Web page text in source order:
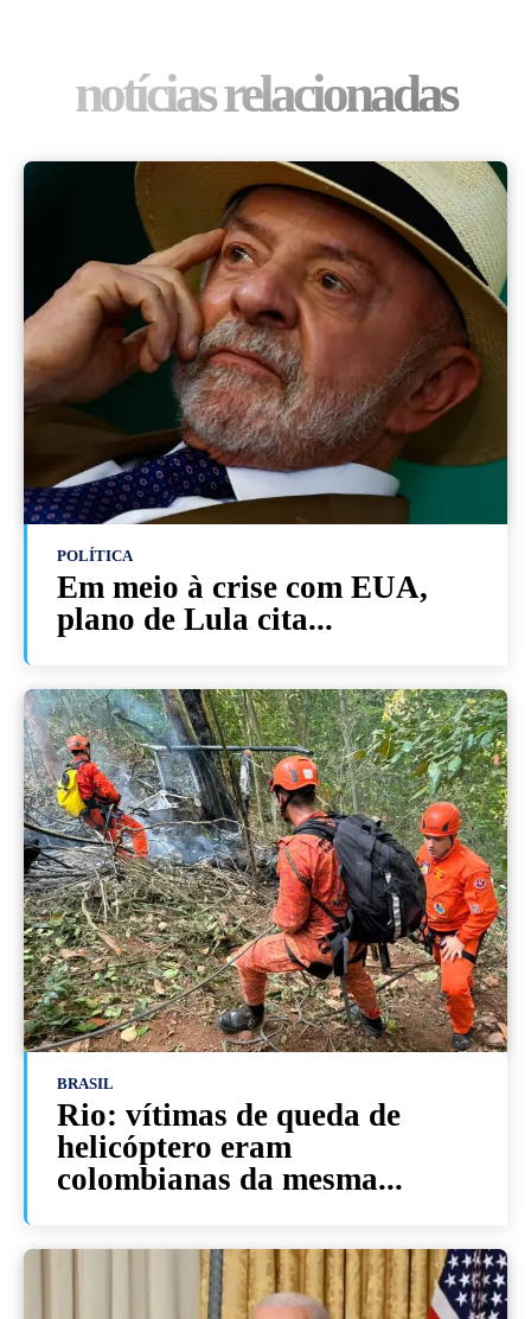
notícias relacionadas
POLÍTICA
Em meio à crise com EUA,
plano de Lula cita...
BRASIL
Rio: vítimas de queda de
helicóptero eram
colombianas da mesma...